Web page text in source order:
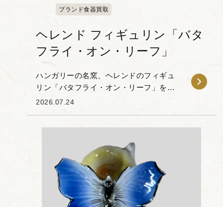
ブランド食器買取
ヘレンド フィギュリン「バタ
フライ・オン・リーフ」
ハンガリーの名窯、ヘレンドのフィギュ
リン「バタフライ・オン・リーフ」をお
譲りいただきました。 本作は、深緑の木
2026.07.24